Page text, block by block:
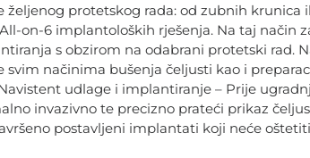
željenog protetskog rada: od zubnih
on-6 implantoloških rješenja. Na taj način
s obzirom na odabrani protetski rad.
načinima bušenja čeljusti kao i
udlage i implantiranje – Prije
invazivno te precizno prateći prikaz
postavljeni implantati koji neće